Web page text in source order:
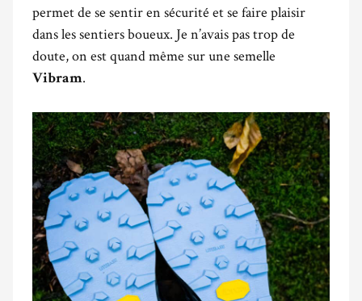
permet de se sentir en sécurité et se faire plaisir
dans les sentiers boueux. Je n’avais pas trop de
doute, on est quand même sur une semelle
Vibram.